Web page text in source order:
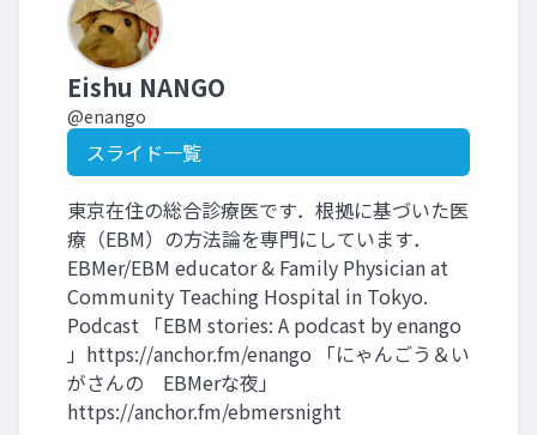
Eishu NANGO
@enango
スライド一覧
東京在住の総合診療医です．根拠に基づいた医
療（EBM）の方法論を専門にしています．
EBMer/EBM educator & Family Physician at
Community Teaching Hospital in Tokyo.
Podcast 「EBM stories: A podcast by enango
」https://anchor.fm/enango 「にゃんごう＆い
がさんの EBMerな夜」
https://anchor.fm/ebmersnight